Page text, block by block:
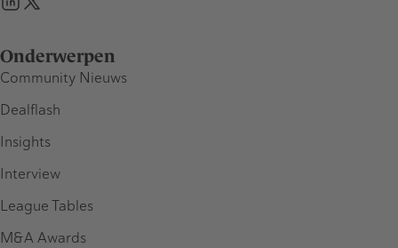
Onderwerpen
Community Nieuws
Dealflash
Insights
Interview
League Tables
M&A Awards